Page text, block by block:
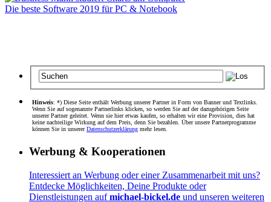
Die beste Software 2019 für PC & Notebook
Hinweis: *) Diese Seite enthält Werbung unserer Partner in Form von Banner und Textlinks.
Wenn Sie auf sogenannte Partnerlinks klicken, so werden Sie auf der dazugehörigen Seite
unserer Partner geleitet. Wenn sie hier etwas kaufen, so erhalten wir eine Provision, dies hat
keine nachteilige Wirkung auf dem Preis, denn Sie bezahlen. Über unsere Partnerprogramme
können Sie in unsererDatenschutzerklärung mehr lesen.
Werbung & Kooperationen
Interessiert an Werbung oder einer Zusammenarbeit mit uns?
Entdecke Möglichkeiten, Deine Produkte oder
Dienstleistungen aufmichael-bickel.de und unseren weiteren